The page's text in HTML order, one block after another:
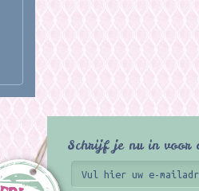
Schrijf je nu in voor